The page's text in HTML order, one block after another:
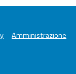
Amministrazione